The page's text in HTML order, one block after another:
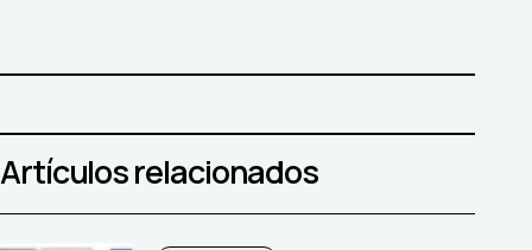
Artículos relacionados